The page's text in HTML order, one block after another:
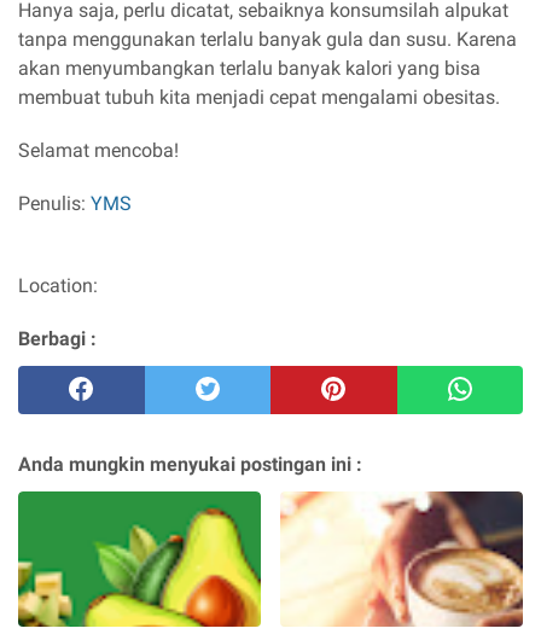
Hanya saja, perlu dicatat, sebaiknya konsumsilah alpukat
tanpa menggunakan terlalu banyak gula dan susu. Karena
akan menyumbangkan terlalu banyak kalori yang bisa
membuat tubuh kita menjadi cepat mengalami obesitas.
Selamat mencoba!
Penulis: YMS
Location:
Berbagi :
Anda mungkin menyukai postingan ini :